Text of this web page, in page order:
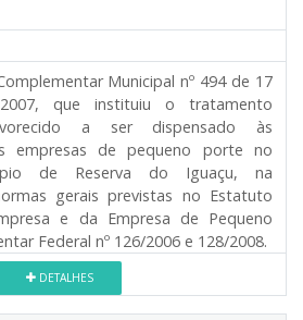
Municipal nº 494 de 17
que instituiu o tratamento
a ser dispensado às
empresas de pequeno porte no
de Reserva do Iguaçu, na
gerais previstas no Estatuto
e da Empresa de Pequeno
Federal nº 126/2006 e 128/2008.
DETALHES